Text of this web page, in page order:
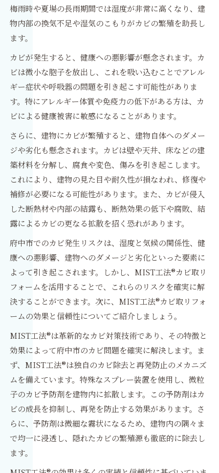
梅雨時や夏場の長雨期間では湿度が非常に高くなり、建
物内部の換気不足や湿気のこもりがカビの繁殖を助長し
ます。
カビが発生すると、健康への悪影響が懸念されます。カ
ビは微小な胞子を放出し、これを吸い込むことでアレル
ギー症状や呼吸器の問題を引き起こす可能性がありま
す。特にアレルギー体質や免疫力の低下がある方は、カ
ビによる健康被害に敏感になることがあります。
さらに、建物にカビが繁殖すると、建物自体へのダメー
ジや劣化も懸念されます。カビは壁や天井、床などの建
築材料を分解し、腐食や変色、傷みを引き起こします。
これにより、建物の見た目や耐久性が損なわれ、修復や
補修が必要になる可能性があります。また、カビが侵入
した断熱材や内部の結露も、断熱効果の低下や腐敗、結
露によるカビの更なる拡散を招く恐れがあります。
府中市でのカビ発生リスクは、湿度と気候の関係性、健
康への悪影響、建物へのダメージと劣化といった要素に
よって引き起こされます。しかし、MIST工法®カビ取リ
フォームを活用することで、これらのリスクを確実に解
決することができます。次に、MIST工法®カビ取リフォ
ームの効果と信頼性についてご紹介しましょう。
MIST工法®は革新的なカビ対策技術であり、その特徴と
効果によって府中市のカビ問題を確実に解決します。ま
ず、MIST工法®は独自のカビ除去と再発防止のメカニズ
ムを備えています。特殊なスプレー装置を使用し、微粒
子のカビ予防剤を建物内に拡散します。この予防剤はカ
ビの成長を抑制し、再発を防止する効果があります。さ
らに、予防剤は微細な霧状になるため、建物内の隅々ま
で均一に浸透し、隠れたカビの繁殖源も徹底的に除去し
ます。